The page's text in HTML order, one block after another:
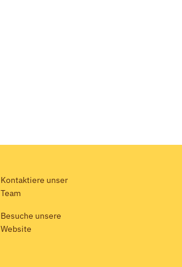
Kontaktiere unser
Team
Besuche unsere
Website